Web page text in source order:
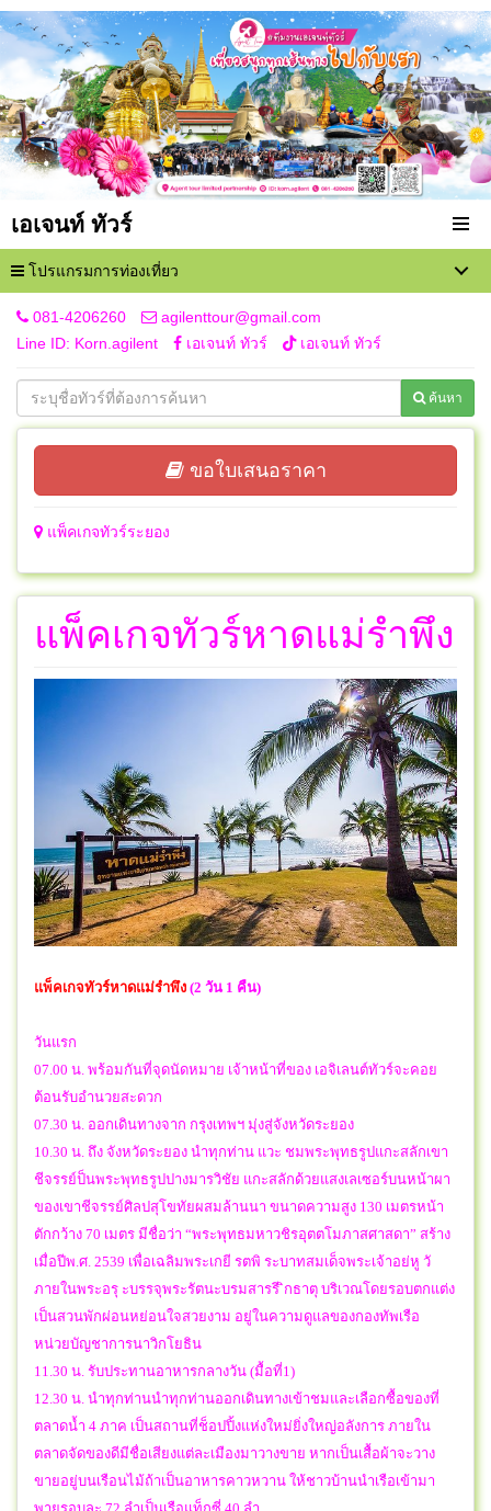
เอเจนท์ ทัวร์
โปรแกรมการท่องเที่ยว
081-4206260
agilenttour@gmail.com
Line ID: Korn.agilent
เอเจนท์ ทัวร์ เอเจนท์ ทัวร์
ค้นหา
ขอใบเสนอราคา
แพ็คเกจทัวร์ระยอง
แพ็คเกจทัวร์หาดแม่รำพึง
แพ็คเกจทัวร์หาดแม่รำพึง (2 วัน 1 คืน)
วันแรก
07.00 น. พร้อมกันที่จุดนัดหมาย เจ้าหน้าที่ของ เอจิเลนต์ทัวร์จะคอย
ต้อนรับอำนวยสะดวก
07.30 น. ออกเดินทางจาก กรุงเทพฯ มุ่งสู่จังหวัดระยอง
10.30 น. ถึง จังหวัดระยอง นำทุกท่าน แวะ ชมพระพุทธรูปแกะสลักเขา
ชีจรรย์ป็นพระพุทธรูปปางมารวิชัย แกะสลักด้วยแสงเลเซอร์บนหน้าผา
ของเขาชีจรรย์ศิลปสุโขทัยผสมล้านนา ขนาดความสูง 130 เมตรหน้า
ตักกว้าง 70 เมตร มีชื่อว่า “พระพุทธมหาวชิรอุตตโมภาสศาสดา” สร้าง
เมื่อปีพ.ศ. 2539 เพื่อเฉลิมพระเกยี รตพิ ระบาทสมเด็จพระเจ้าอย่หู วั
ภายในพระอรุ ะบรรจุพระรัตนะบรมสารรี ิกธาตุ บริเวณโดยรอบตกแต่ง
เป็นสวนพักผ่อนหย่อนใจสวยงาม อยู่ในความดูแลของกองทัพเรือ
หน่วยบัญชาการนาวิกโยธิน
11.30 น. รับประทานอาหารกลางวัน (มื้อที่1)
12.30 น. นำทุกท่านนำทุกท่านออกเดินทางเข้าชมและเลือกซื้อของที่
ตลาดน้ำ 4 ภาค เป็นสถานที่ช็อปปิ้งแห่งใหม่ยิ่งใหญ่อลังการ ภายใน
ตลาดจัดของดีมีชื่อเสียงแต่ละเมืองมาวางขาย หากเป็นเสื้อผ้าจะวาง
ขายอยู่บนเรือนไม้ถ้าเป็นอาหารคาวหวาน ให้ชาวบ้านนำเรือเข้ามา